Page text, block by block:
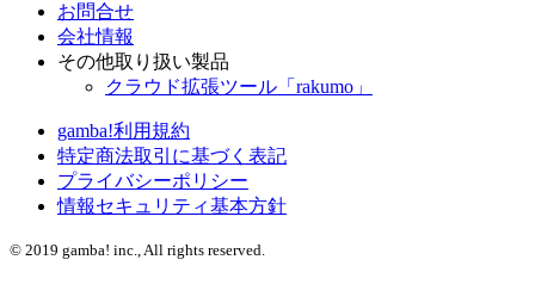
お問合せ
会社情報
その他取り扱い製品
クラウド拡張ツール「rakumo」
gamba!利用規約
特定商法取引に基づく表記
プライバシーポリシー
情報セキュリティ基本方針
© 2019 gamba! inc., All rights reserved.